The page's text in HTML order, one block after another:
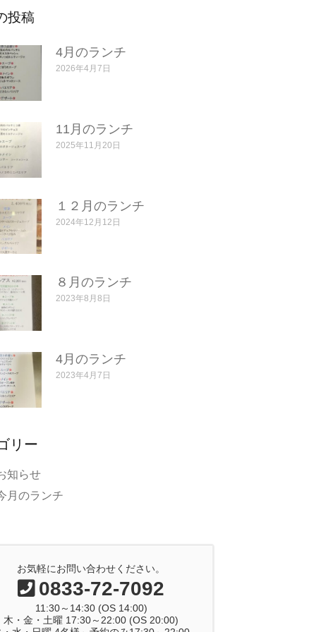
投稿
4月のランチ
2026年4月7日
11月のランチ
2025年11月20日
１２月のランチ
2024年12月12日
８月のランチ
2023年8月8日
4月のランチ
2023年4月7日
リー
知らせ
月のランチ
お気軽にお問い合わせください。
0833-72-7092
11:30～14:30 (OS 14:00)
木・金・土曜 17:30～22:00 (OS 20:00)